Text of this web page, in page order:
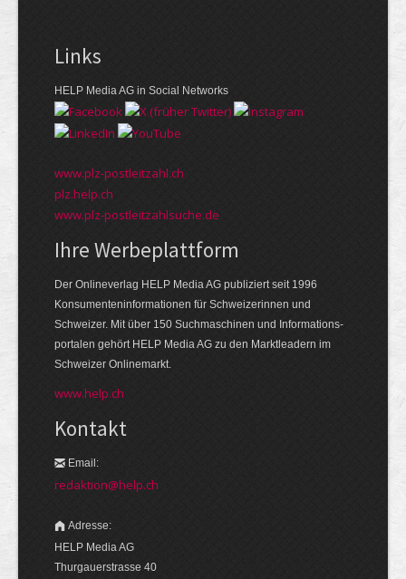
Links
HELP Media AG in Social Networks
www.plz-postleitzahl.ch
plz.help.ch
www.plz-postleitzahlsuche.de
Ihre Werbeplattform
Der Onlineverlag HELP Media AG publiziert seit 1996
Konsumenten­informationen für Schweizerinnen und
Schweizer. Mit über 150 Suchmaschinen und Informations­
portalen gehört HELP Media AG zu den Markt­leadern im
Schweizer Onlinemarkt.
www.help.ch
Kontakt
Email:
redaktion@help.ch
Adresse:
HELP Media AG
Thurgauerstrasse 40